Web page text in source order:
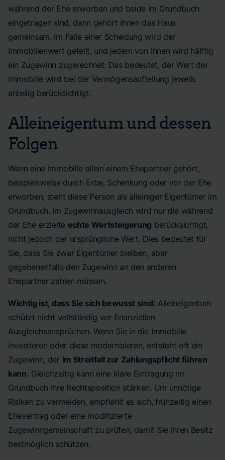
während der Ehe erworben und beide im Grundbuch
eingetragen sind, dann gehört Ihnen das Haus
gemeinsam. Im Falle einer Scheidung wird der
Immobilienwert geteilt, und jedem von Ihnen wird hälftig
ein Zugewinn zugerechnet. Das bedeutet, der Wert der
Immobilie wird bei der Vermögensaufteilung jeweils
anteilig berücksichtigt.
Alleineigentum und dessen
Folgen
Wenn eine Immobilie allein einem Ehepartner gehört,
beispielsweise durch Erbe, Schenkung oder vor der Ehe
erworben, steht diese Person als alleiniger Eigentümer im
Grundbuch. Im Zugewinnausgleich wird nur die während
der Ehe erzielte echte Wertsteigerung berücksichtigt,
nicht jedoch der ursprüngliche Wert. Dies bedeutet für
Sie, dass Sie zwar Eigentümer bleiben, aber
gegebenenfalls den Zugewinn an den anderen
Ehepartner zahlen müssen.
Wichtig ist, dass Sie sich bewusst sind: Alleineigentum
schützt nicht vollständig vor finanziellen
Ausgleichsansprüchen. Wenn Sie in die Immobilie
investieren oder diese modernisieren, entsteht oft ein
Zugewinn, der im Streitfall zur Zahlungspflicht führen
kann. Gleichzeitig kann eine klare Eintragung im
Grundbuch Ihre Rechtsposition stärken. Um unnötige
Risiken zu vermeiden, empfiehlt es sich, frühzeitig einen
Ehevertrag oder eine modifizierte
Zugewinngemeinschaft zu prüfen, damit Sie Ihren Besitz
bestmöglich schützen.